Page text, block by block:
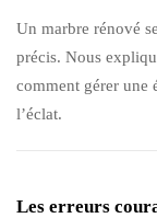
Un marbre rénové
précis. Nous
comment gérer une
l’éclat.
Les erreurs